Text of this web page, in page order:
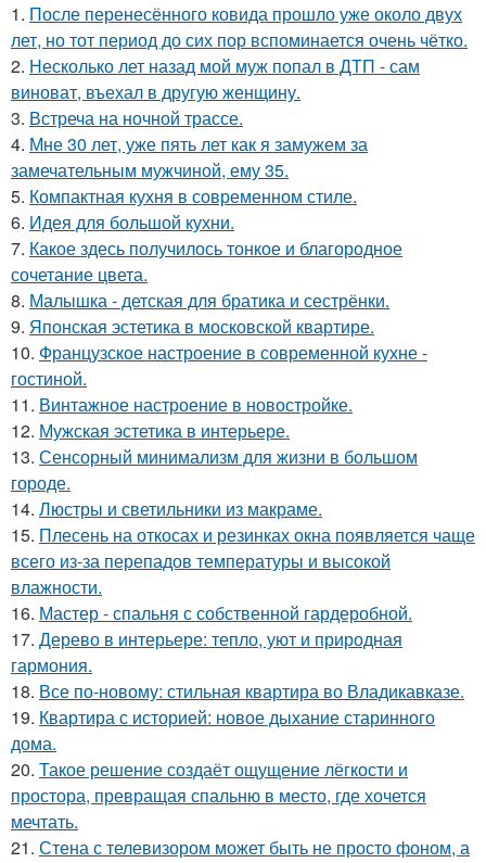
1. После перенесённого ковида прошло уже около двух
лет, но тот период до сих пор вспоминается очень чётко.
2. Несколько лет назад мой муж попал в ДТП - сам
виноват, въехал в другую женщину.
3. Встреча на ночной трассе.
4. Мне 30 лет, уже пять лет как я замужем за
замечательным мужчиной, ему 35.
5. Компактная кухня в современном стиле.
6. Идея для большой кухни.
7. Какое здесь получилось тонкое и благородное
сочетание цвета.
8. Малышка - детская для братика и сестрёнки.
9. Японская эстетика в московской квартире.
10. Французское настроение в современной кухне -
гостиной.
11. Винтажное настроение в новостройке.
12. Мужская эстетика в интерьере.
13. Сенсорный минимализм для жизни в большом
городе.
14. Люстры и светильники из макраме.
15. Плесень на откосах и резинках окна появляется чаще
всего из-за перепадов температуры и высокой
влажности.
16. Мастер - спальня с собственной гардеробной.
17. Дерево в интерьере: тепло, уют и природная
гармония.
18. Все по-новому: стильная квартира во Владикавказе.
19. Квартира с историей: новое дыхание старинного
дома.
20. Такое решение создаёт ощущение лёгкости и
простора, превращая спальню в место, где хочется
мечтать.
21. Стена с телевизором может быть не просто фоном, а